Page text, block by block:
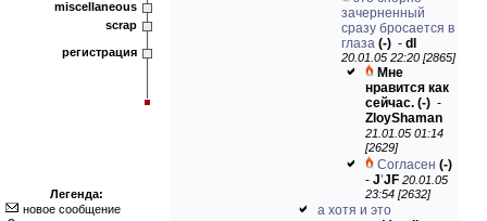
miscellaneous
scrap
регистрация
Легенда:
новое сообщение
зачерненный
сразу бросается в
глаза (-) - dl
20.01.05 22:20 [2865]
Мне
нравится как
сейчас. (-) -
ZloyShaman
21.01.05 01:14
[2629]
Согласен (-)
- J'JF 20.01.05
23:54 [2632]
а хотя и это